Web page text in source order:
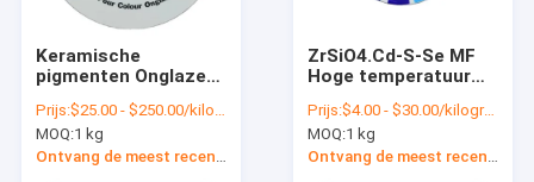
Neem contact met ons op
Keramische
pigmenten Onglaze
CAS nr. 1345-24-0
Prijs:$25.00 - $250.00/kilograms
MOQ:1 kg
Ontvang de meest recente Prijs
ZrSiO4.Cd-S-Se MF
Hoge temperatuur
glazuur vlek voor
titanium
Prijs:$4.00 - $30.00/kilograms
MOQ:1 kg
Ontvang de meest recente Prijs